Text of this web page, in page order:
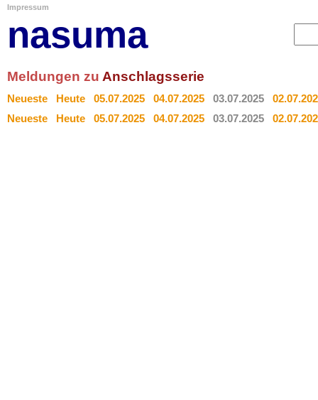
Impressum
nasuma
Meldungen zu Anschlagsserie
Neueste Heute 05.07.2025 04.07.2025 03.07.2025
Neueste
Heute 05.07.2025 04.07.2025 03.07.2025